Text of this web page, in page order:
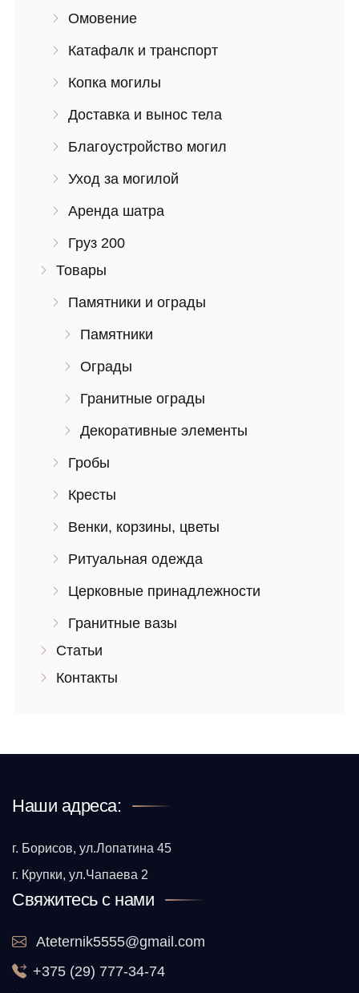
Омовение
Катафалк и транспорт
Копка могилы
Доставка и вынос тела
Благоустройство могил
Уход за могилой
Аренда шатра
Груз 200
Товары
Памятники и ограды
Памятники
Ограды
Гранитные ограды
Декоративные элементы
Гробы
Кресты
Венки, корзины, цветы
Ритуальная одежда
Церковные принадлежности
Гранитные вазы
Статьи
Контакты
Наши адреса:
г. Борисов, ул.Лопатина 45
г. Крупки, ул.Чапаева 2
Свяжитесь с нами
Ateternik5555@gmail.com
+375 (29) 777-34-74